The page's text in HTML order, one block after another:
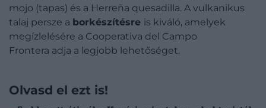
mojo (tapas) és a Herreña quesadilla. A vulkanikus
talaj persze a borkészítésre is kiváló, amelyek
megízlelésére a Cooperativa del Campo
Frontera adja a legjobb lehetőséget.
Olvasd el ezt is!